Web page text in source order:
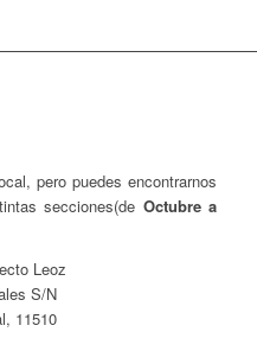
pero puedes encontrarnos
secciones(de Octubre a
Leoz
S/N
11510